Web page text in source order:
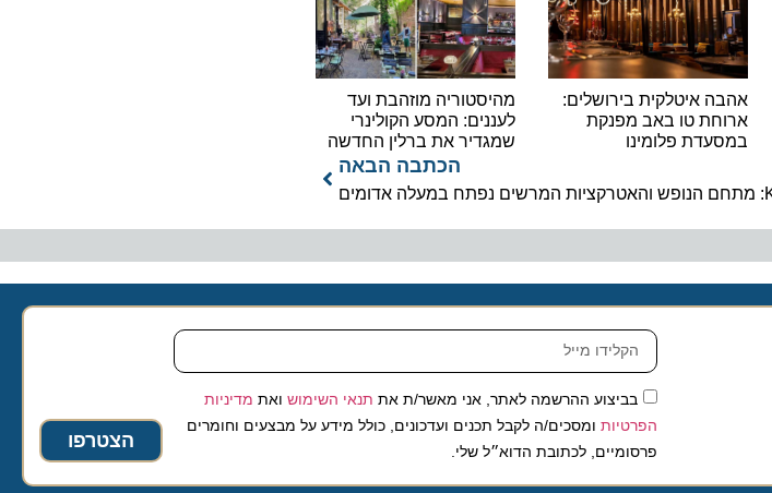
אהבה איטלקית בירושלים:
ארוחת טו באב מפנקת
במסעדת פלומינו
מהיסטוריה מוזהבת ועד
לעננים: המסע הקולינרי
שמגדיר את ברלין החדשה
הכתבה הבאה
בביצוע ההרשמה לאתר, אני מאשר/ת אתתנאי השימושואת מדיניות
הפרטיותומסכים/ה לקבל תכנים ועדכונים, כולל מידע על מבצעים וחומרים
פרסומיים, לכתובת הדוא״ל שלי.
הצטרפו